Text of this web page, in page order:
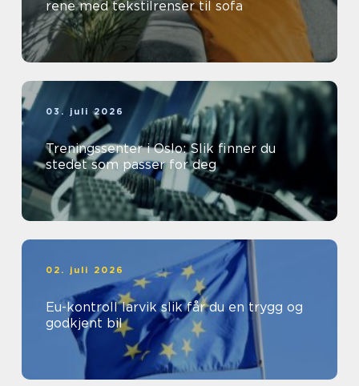
rene med tekstilrenser til sofa
03. juli 2026
Treningssenter i Oslo: Slik finner du
stedet som passer for deg
02. juli 2026
Eu-kontroll larvik slik får du en trygg og
godkjent bil